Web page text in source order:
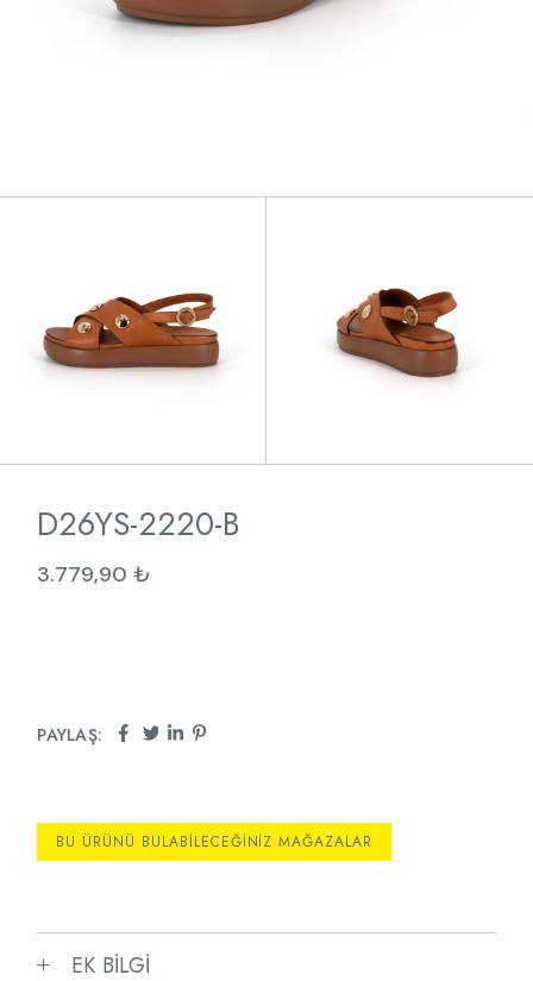
D26YS-2220-B
3.779,90₺
PAYLAŞ:
BU ÜRÜNÜ BULABILECEĞINIZ MAĞAZALAR
EK BILGI